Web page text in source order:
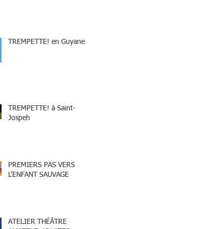
TREMPETTE! en Guyane
TREMPETTE! à Saint-
Jospeh
PREMIERS PAS VERS
L’ENFANT SAUVAGE
ATELIER THÉÂTRE